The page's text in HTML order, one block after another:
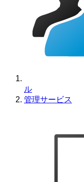
ル
管理サービス